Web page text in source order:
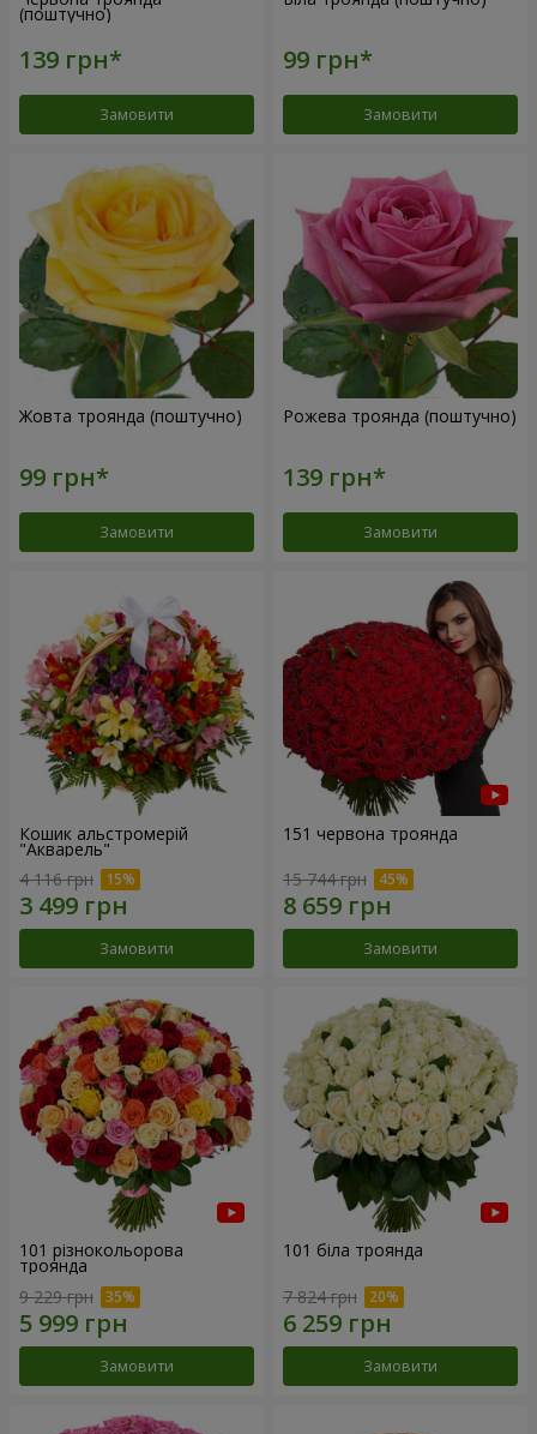
(поштучно)
Замовити Замовити
Жовта троянда (поштучно)
Замовити
Рожева троянда (поштучно)
Замовити
Кошик альстромерій
"Акварель"
4 116 грн
Замовити
151 червона троянда
15 744 грн
Замовити
101 різнокольорова
троянда
9 229 грн
Замовити
101 біла троянда
7 824 грн
Замовити